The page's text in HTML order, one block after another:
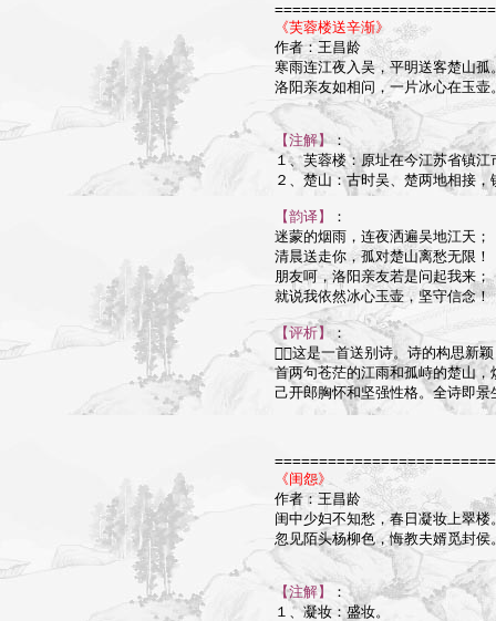
《芙蓉楼送辛渐》
作者：王昌龄
寒雨连江夜入吴，平明送客楚山孤
洛阳亲友如相问，一片冰心在玉壶
【注解】 ：
１、芙蓉楼：原址在今江苏省镇江
２、楚山：古时吴、楚两地相接
【韵译】
：
迷蒙的烟雨，连夜洒遍吴地江天；
清晨送走你，孤对楚山离愁无限！
朋友呵，洛阳亲友若是问起我来；
就说我依然冰心玉壶，坚守信念！
【评析】：
这是一首送别诗。诗的构思新
首两句苍茫的江雨和孤峙的楚山
己开郎胸怀和坚强性格。全诗即
《闺怨》
作者：王昌龄
闺中少妇不知愁，春日凝妆上翠楼
忽见陌头杨柳色，悔教夫婿觅封侯
【注解】
：
１、凝妆：盛妆。